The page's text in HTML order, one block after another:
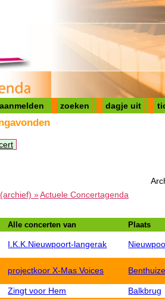
zoeken dagje uit
»Actuele Concertagenda
Alle concerten van Plaats
I.K.K.Nieuwpoort-langerak
projectkoor X-Mas Voices
Zingt voor Hem Balkbrug